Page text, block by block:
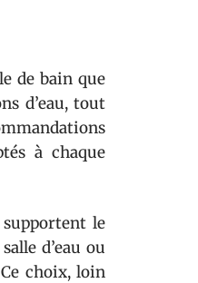
de bain que
d’eau, tout
à chaque
le
d’eau ou
choix, loin